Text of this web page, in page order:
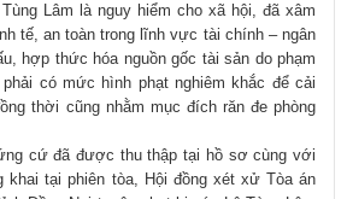
Lâm là nguy hiểm cho xã hội, đã xâm
tế, an toàn trong lĩnh vực tài chính – ngân
hợp thức hóa nguồn gốc tài sản do phạm
có mức hình phạt nghiêm khắc để cải
thời cũng nhằm mục đích răn đe phòng
cứ đã được thu thập tại hồ sơ cùng với
khai tại phiên tòa, Hội đồng xét xử Tòa án